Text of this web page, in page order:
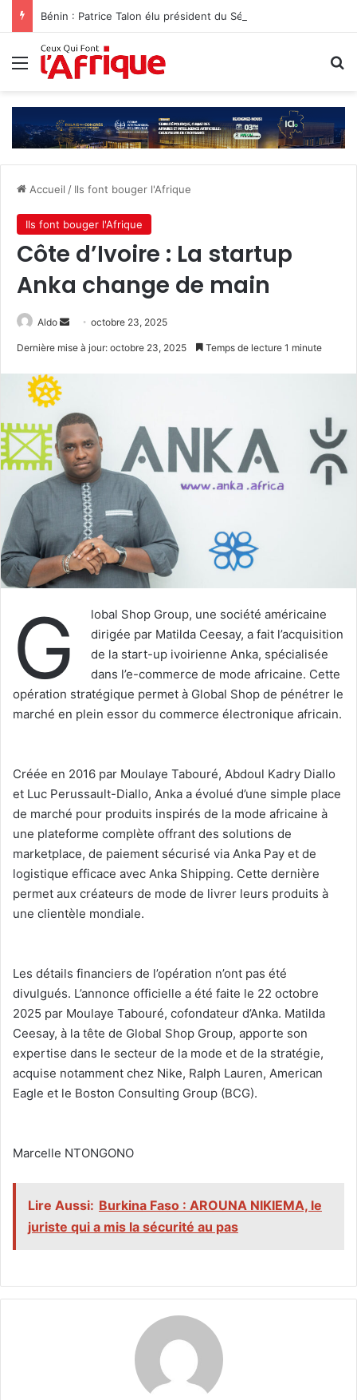
Bénin : Patrice Talon élu président du Sénat‎
Menu
Accueil / Ils font bouger l'Afrique
Ils font bouger l'Afrique
Côte d’Ivoire : La startup
Anka change de main
Aldo
Envoyeroctobre 23, 2025
Dernière mise à jour: octobre 23, 2025 Temps de lecture 1 minute
G
lobal Shop Group, une société américaine
dirigée par Matilda Ceesay, a fait l’acquisition
de la start-up ivoirienne Anka, spécialisée
dans l’e-commerce de mode africaine. Cette
opération stratégique permet à Global Shop de pénétrer le
marché en plein essor du commerce électronique africain.
‎Créée en 2016 par Moulaye Tabouré, Abdoul Kadry Diallo
et Luc Perussault-Diallo, Anka a évolué d’une simple place
de marché pour produits inspirés de la mode africaine à
une plateforme complète offrant des solutions de
marketplace, de paiement sécurisé via Anka Pay et de
logistique efficace avec Anka Shipping. Cette dernière
permet aux créateurs de mode de livrer leurs produits à
une clientèle mondiale.
‎Les détails financiers de l’opération n’ont pas été
divulgués. L’annonce officielle a été faite le 22 octobre
2025 par Moulaye Tabouré, cofondateur d’Anka. Matilda
Ceesay, à la tête de Global Shop Group, apporte son
expertise dans le secteur de la mode et de la stratégie,
acquise notamment chez Nike, Ralph Lauren, American
Eagle et le Boston Consulting Group (BCG).
‎Marcelle NTONGONO
Lire Aussi: Burkina Faso : AROUNA NIKIEMA, le
juriste qui a mis la sécurité au pas